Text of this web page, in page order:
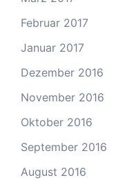
Februar 2017
Januar 2017
Dezember 2016
November 2016
Oktober 2016
September 2016
August 2016